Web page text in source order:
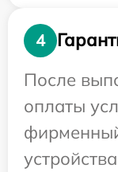
4
После
оплаты